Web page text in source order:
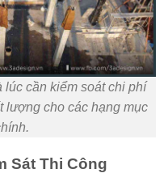
lúc cần kiểm soát chi phí
lượng cho các hạng mục
Sát Thi Công